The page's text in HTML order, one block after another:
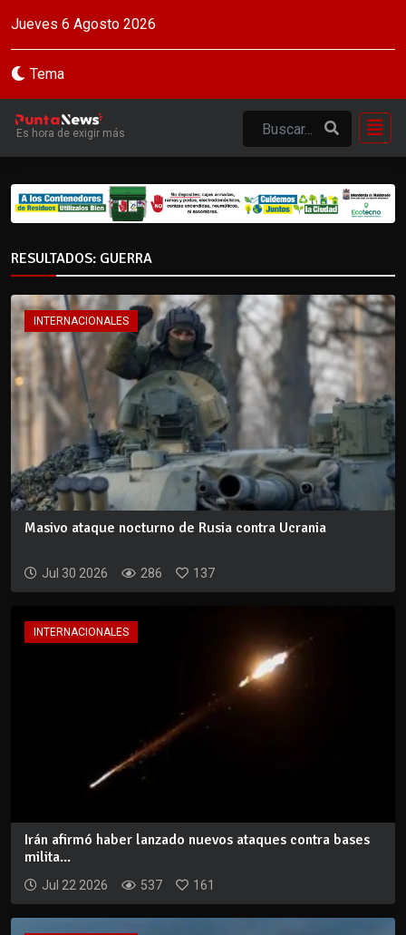
Jueves 6 Agosto 2026
Tema
Es hora de exigir más
RESULTADOS: GUERRA
INTERNACIONALES
Masivo ataque nocturno de Rusia contra Ucrania
Jul 30 2026 286 137
INTERNACIONALES
Irán afirmó haber lanzado nuevos ataques contra bases
milita...
Jul 22 2026 537 161